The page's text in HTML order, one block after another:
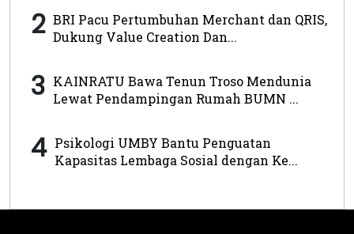
2 BRI Pacu Pertumbuhan Merchant dan QRIS,
Dukung Value Creation Dan...
3 KAINRATU Bawa Tenun Troso Mendunia
Lewat Pendampingan Rumah BUMN ...
4 Psikologi UMBY Bantu Penguatan
Kapasitas Lembaga Sosial dengan Ke...